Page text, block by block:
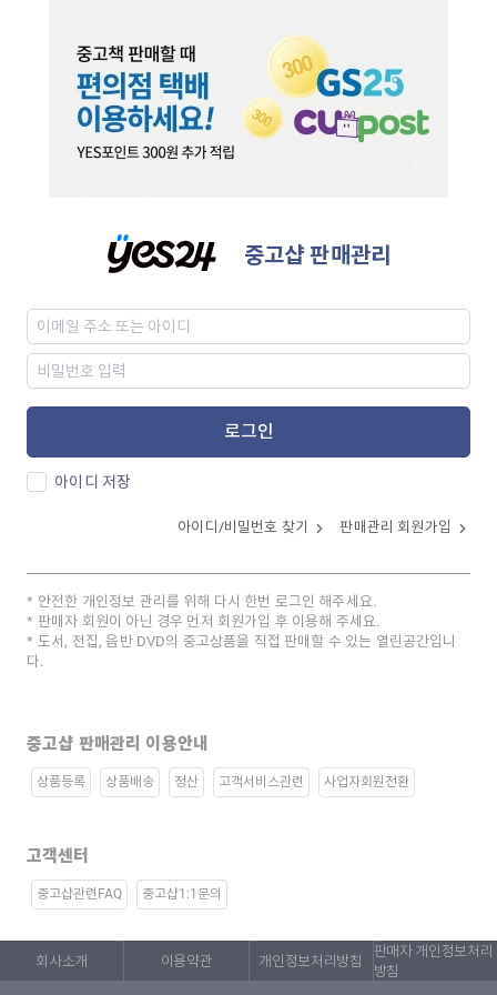
중고샵 판매관리
로그인
아이디 저장
아이디/비밀번호 찾기 판매관리 회원가입
안전한 개인정보 관리를 위해 다시 한번 로그인 해주세요.
판매자 회원이 아닌 경우 먼저 회원가입 후 이용해 주세요.
도서, 전집, 음반 DVD의 중고상품을 직접 판매할 수 있는 열린공간입니
다.
중고샵 판매관리 이용안내
상품등록 상품배송 정산 고객서비스관련 사업자회원전환
고객센터
중고샵관련FAQ 중고샵1:1문의
회사소개 이용약관 개인정보처리방침
판매자 개인정보처리
방침